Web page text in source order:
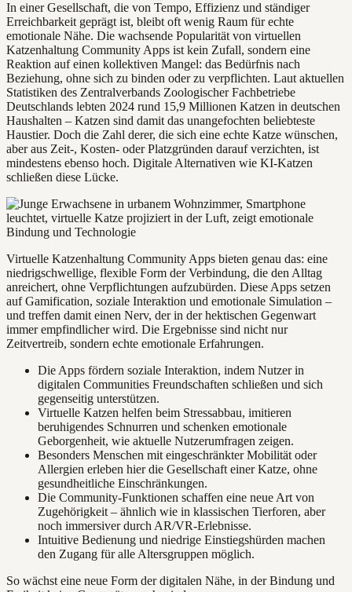
In einer Gesellschaft, die von Tempo, Effizienz und ständiger
Erreichbarkeit geprägt ist, bleibt oft wenig Raum für echte
emotionale Nähe. Die wachsende Popularität von virtuellen
Katzenhaltung Community Apps ist kein Zufall, sondern eine
Reaktion auf einen kollektiven Mangel: das Bedürfnis nach
Beziehung, ohne sich zu binden oder zu verpflichten. Laut aktuellen
Statistiken des Zentralverbands Zoologischer Fachbetriebe
Deutschlands lebten 2024 rund 15,9 Millionen Katzen in deutschen
Haushalten – Katzen sind damit das unangefochten beliebteste
Haustier. Doch die Zahl derer, die sich eine echte Katze wünschen,
aber aus Zeit-, Kosten- oder Platzgründen darauf verzichten, ist
mindestens ebenso hoch. Digitale Alternativen wie KI-Katzen
schließen diese Lücke.
Virtuelle Katzenhaltung Community Apps bieten genau das: eine
niedrigschwellige, flexible Form der Verbindung, die den Alltag
anreichert, ohne Verpflichtungen aufzubürden. Diese Apps setzen
auf Gamification, soziale Interaktion und emotionale Simulation –
und treffen damit einen Nerv, der in der hektischen Gegenwart
immer empfindlicher wird. Die Ergebnisse sind nicht nur
Zeitvertreib, sondern echte emotionale Erfahrungen.
Die Apps fördern soziale Interaktion, indem Nutzer in
digitalen Communities Freundschaften schließen und sich
gegenseitig unterstützen.
Virtuelle Katzen helfen beim Stressabbau, imitieren
beruhigendes Schnurren und schenken emotionale
Geborgenheit, wie aktuelle Nutzerumfragen zeigen.
Besonders Menschen mit eingeschränkter Mobilität oder
Allergien erleben hier die Gesellschaft einer Katze, ohne
gesundheitliche Einschränkungen.
Die Community-Funktionen schaffen eine neue Art von
Zugehörigkeit – ähnlich wie in klassischen Tierforen, aber
noch immersiver durch AR/VR-Erlebnisse.
Intuitive Bedienung und niedrige Einstiegshürden machen
den Zugang für alle Altersgruppen möglich.
So wächst eine neue Form der digitalen Nähe, in der Bindung und